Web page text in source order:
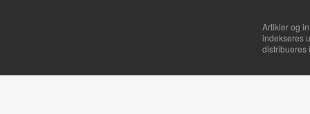
Artikler og
indekseres
distribueres